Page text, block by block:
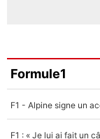
Formule1